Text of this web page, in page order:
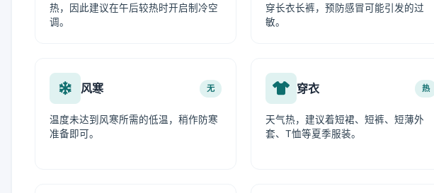
热，因此建议在午后较热时开启制冷空
调。
穿长衣长裤，预防感冒可能引发的过
敏。
风寒 无
温度未达到风寒所需的低温，稍作防寒
准备即可。
穿衣 热
天气热，建议着短裙、短裤、短薄外
套、T恤等夏季服装。